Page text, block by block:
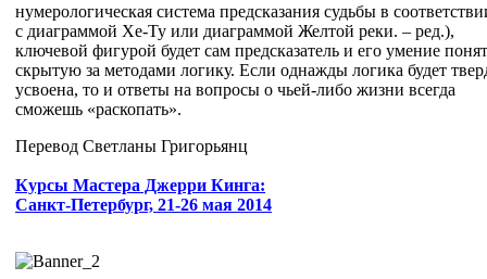
нумерологическая система предсказания судьбы в
с диаграммой Хе-Ту или диаграммой Желтой реки. – ред.),
ключевой фигурой будет сам предсказатель и его умение
скрытую за методами логику. Если однажды логика будет
усвоена, то и ответы на вопросы о чьей-либо жизни всегда
сможешь «раскопать».
Перевод Светланы Григорьянц
Курсы Мастера Джерри Кинга:
Санкт-Петербург, 21-26 мая 2014